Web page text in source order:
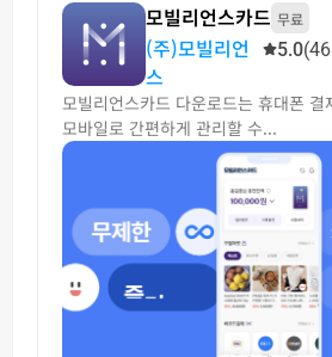
모빌리언스카드 무료
(주)모빌리언
스
5.0
모빌리언스카드 다운로드는 휴대폰 결
모바일로 간편하게 관리할 수...